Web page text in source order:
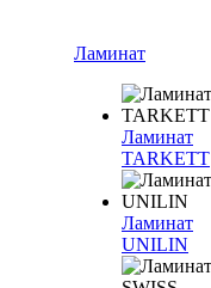
Ламинат
Ламинат
TARKETT
Ламинат
UNILIN